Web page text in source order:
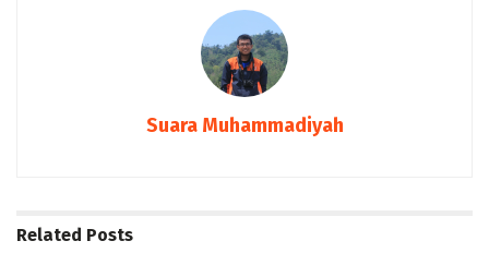
Suara Muhammadiyah
Related Posts